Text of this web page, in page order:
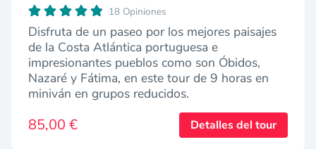
18 Opiniones
Disfruta de un paseo por los mejores paisajes
de la Costa Atlántica portuguesa e
impresionantes pueblos como son Óbidos,
Nazaré y Fátima, en este tour de 9 horas en
miniván en grupos reducidos.
85,00 € Detalles del tour